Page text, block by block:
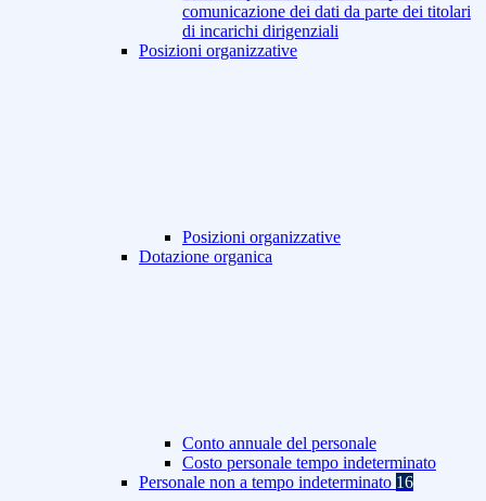
comunicazione dei dati da parte dei titolari
di incarichi dirigenziali
Posizioni organizzative
Posizioni organizzative
Dotazione organica
Conto annuale del personale
Costo personale tempo indeterminato
Personale non a tempo indeterminato 16